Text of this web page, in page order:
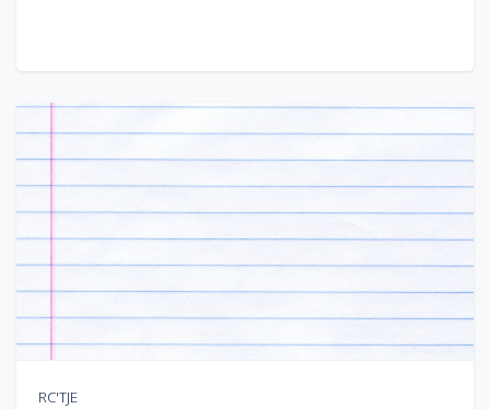
RC'TJE